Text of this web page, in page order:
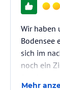
Wir haben
Bodensee
sich im
noch ein
Mehr